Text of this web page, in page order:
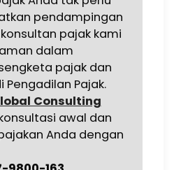
pendampingan
pajak kami
dalam
pajak dan
Pengadilan Pajak.
Consulting
awal dan
Anda dengan